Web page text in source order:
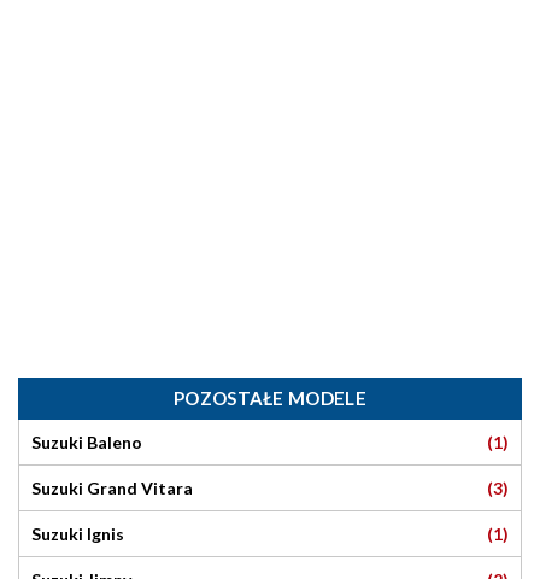
POZOSTAŁE MODELE
Suzuki Baleno (1)
Suzuki Grand Vitara (3)
Suzuki Ignis (1)